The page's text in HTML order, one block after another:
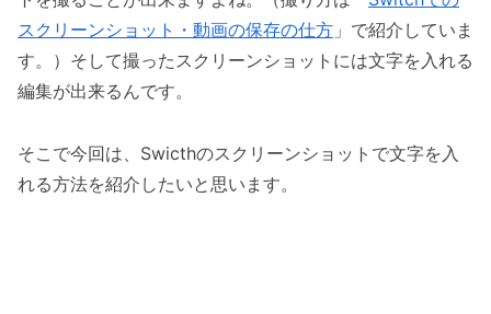
スクリーンショット・動画の保存の仕方 」で紹介していま
す。）そして撮ったスクリーンショットには文字を入れる
編集が出来るんです。
そこで今回は、Swicthのスクリーンショットで文字を入
れる方法を紹介したいと思います。